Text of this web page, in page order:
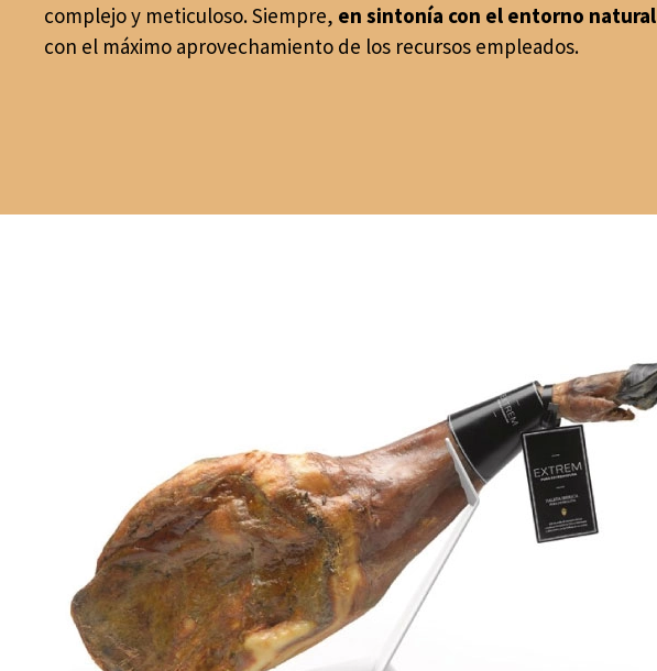
complejo y meticuloso. Siempre, en sintonía con el entorno natural
con el máximo aprovechamiento de los recursos empleados.